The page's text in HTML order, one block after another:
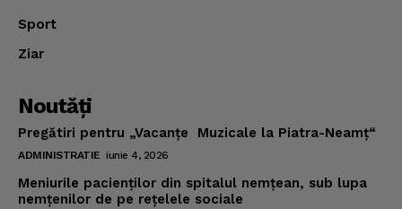
Sport
Ziar
Noutăţi
Pregătiri pentru „Vacanţe Muzicale la Piatra-Neamţ“
ADMINISTRATIE iunie 4, 2026
Meniurile pacienţilor din spitalul nemţean, sub lupa
nemţenilor de pe reţelele sociale